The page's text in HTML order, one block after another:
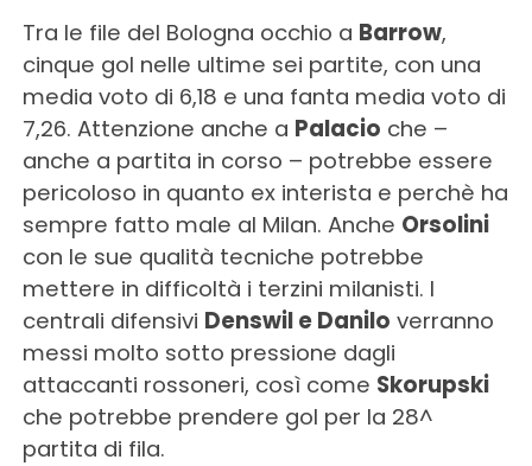
Tra le file del Bologna occhio a Barrow,
cinque gol nelle ultime sei partite, con una
media voto di 6,18 e una fanta media voto di
7,26. Attenzione anche a Palacio che –
anche a partita in corso – potrebbe essere
pericoloso in quanto ex interista e perchè ha
sempre fatto male al Milan. Anche Orsolini
con le sue qualità tecniche potrebbe
mettere in difficoltà i terzini milanisti. I
centrali difensivi Denswil e Danilo verranno
messi molto sotto pressione dagli
attaccanti rossoneri, così come Skorupski
che potrebbe prendere gol per la 28^
partita di fila.